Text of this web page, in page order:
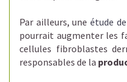
Par ailleurs, une étude
pourrait augmenter les
cellules fibroblastes
responsables de la